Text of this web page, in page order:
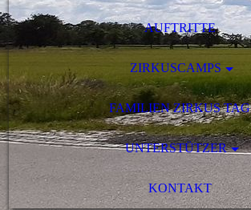
AUFTRITTE
ZIRKUSCAMPS
FAMILIEN ZIRKUS TAG
UNTERSTÜTZER
KONTAKT